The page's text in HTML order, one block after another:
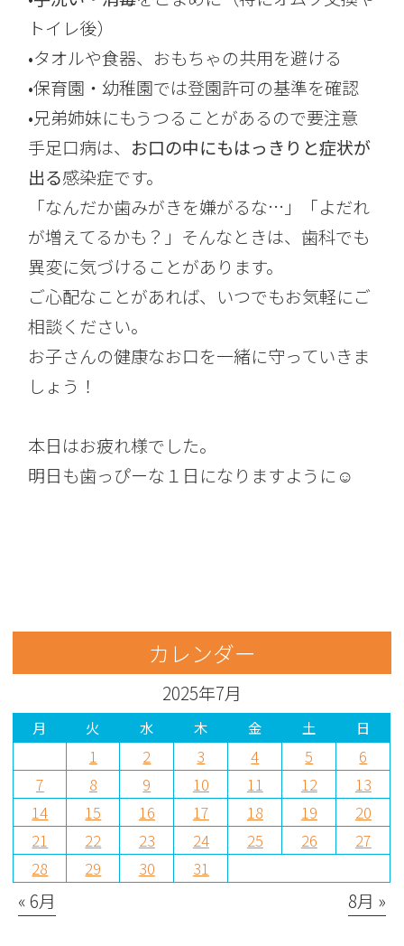
トイレ後）
•タオルや食器、おもちゃの共用を避ける
•保育園・幼稚園では登園許可の基準を確認
•兄弟姉妹にもうつることがあるので要注意
手足口病は、 お口の中にもはっきりと症状が
出る感染症です。
「なんだか歯みがきを嫌がるな…」「よだれ
が増えてるかも？」そんなときは、歯科でも
異変に気づけることがあります。
ご心配なことがあれば、いつでもお気軽にご
相談ください。
お子さんの健康なお口を一緒に守っていきま
しょう！
本日はお疲れ様でした。
明日も歯っぴーな１日になりますように☺︎
カレンダー
2025年7月
月 火 水 木 金 土 日
1 2 3 4 5
6
7
8 9 10 11 12
13
14
15 16 17 18 19
20
21
22 23 24 25 26
27
28
29 30 31
« 6月 8月 »